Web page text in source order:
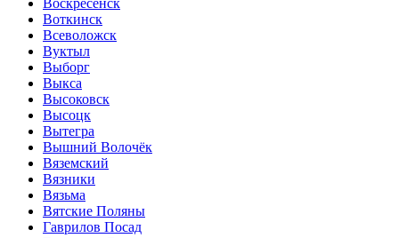
Воскресенск
Воткинск
Всеволожск
Вуктыл
Выборг
Выкса
Высоковск
Высоцк
Вытегра
Вышний Волочёк
Вяземский
Вязники
Вязьма
Вятские Поляны
Гаврилов Посад